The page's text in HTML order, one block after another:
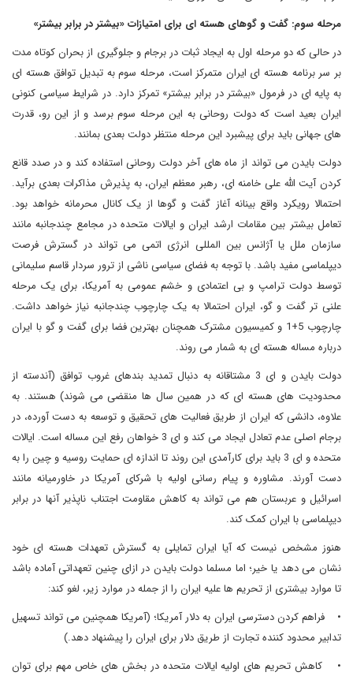
مرحله سوم: گفت و گوهای هسته ای برای امتیازات «بیشتر در برابر بیشتر»
در حالی که دو مرحله اول به ایجاد ثبات در برجام و جلوگیری از بحران کوتاه مدت
بر سر برنامه هسته ای ایران متمرکز است، مرحله سوم به تبدیل توافق هسته ای
به پایه ای در فرمول «بیشتر در برابر بیشتر» تمرکز دارد. در شرایط سیاسی کنونی
ایران بعید است که دولت روحانی به این مرحله سوم برسد و از این رو، قدرت
های جهانی باید برای پیشبرد این مرحله منتظر دولت بعدی بمانند.
دولت بایدن می تواند از ماه های آخر دولت روحانی استفاده کند و در صدد قانع
کردن آیت الله علی خامنه ای، رهبر معظم ایران، به پذیرش مذاکرات بعدی برآید.
احتمالا رویکرد واقع بینانه آغاز گفت و گوها از یک کانال محرمانه خواهد بود.
تعامل بیشتر بین مقامات ارشد ایران و ایالات متحده در مجامع چندجانبه مانند
سازمان ملل یا آژانس بین المللی انرژی اتمی می تواند در گسترش فرصت
دیپلماسی مفید باشد. با توجه به فضای سیاسی ناشی از ترور سردار قاسم سلیمانی
توسط دولت ترامپ و بی اعتمادی و خشم عمومی به آمریکا، برای یک مرحله
علنی تر گفت و گو، ایران احتمالا به یک چارچوب چندجانبه نیاز خواهد داشت.
چارچوب 5+1 و کمیسیون مشترک همچنان بهترین فضا برای گفت و گو با ایران
درباره مساله هسته ای به شمار می روند.
دولت بایدن و ای 3 مشتاقانه به دنبال تمدید بندهای غروب توافق (آندسته از
محدودیت های هسته ای که در همین سال ها منقضی می شوند) هستند. به
علاوه، دانشی که ایران از طریق فعالیت های تحقیق و توسعه به دست آورده، در
برجام اصلی عدم تعادل ایجاد می کند و ای 3 خواهان رفع این مساله است. ایالات
متحده و ای 3 باید برای کارآمدی این روند تا اندازه ای حمایت روسیه و چین را به
دست آورند. مشاوره و پیام رسانی اولیه با شرکای آمریکا در خاورمیانه مانند
اسرائیل و عربستان هم می تواند به کاهش مقاومت اجتناب ناپذیر آنها در برابر
دیپلماسی با ایران کمک کند.
هنوز مشخص نیست که آیا ایران تمایلی به گسترش تعهدات هسته ای خود
نشان می دهد یا خیر؛ اما مسلما دولت بایدن در ازای چنین تعهداتی آماده باشد
تا موارد بیشتری از تحریم ها علیه ایران را از جمله در موارد زیر، لغو کند:
• فراهم کردن دسترسی ایران به دلار آمریکا؛ (آمریکا همچنین می تواند تسهیل
تدابیر محدود کننده تجارت از طریق دلار برای ایران را پیشنهاد دهد.)
• کاهش تحریم های اولیه ایالات متحده در بخش های خاص مهم برای توان